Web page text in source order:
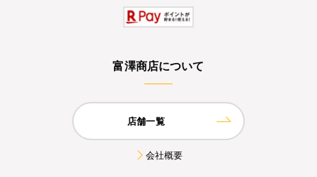
富澤商店について
店舗一覧
会社概要